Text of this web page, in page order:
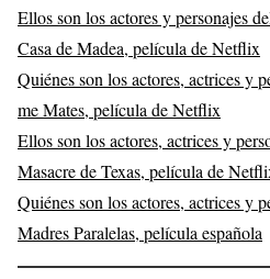
Ellos son los actores y personajes
Casa de Madea, película de Netflix
Quiénes son los actores, actrices y
me Mates, película de Netflix
Ellos son los actores, actrices y
Masacre de Texas, película de
Quiénes son los actores, actrices y
Madres Paralelas, película española